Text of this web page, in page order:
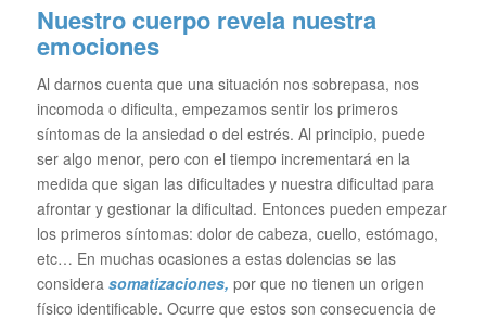
Nuestro cuerpo revela nuestra
emociones
Al darnos cuenta que una situación nos sobrepasa, nos
incomoda o dificulta, empezamos sentir los primeros
síntomas de la ansiedad o del estrés. Al principio, puede
ser algo menor, pero con el tiempo incrementará en la
medida que sigan las dificultades y nuestra dificultad para
afrontar y gestionar la dificultad. Entonces pueden empezar
los primeros síntomas: dolor de cabeza, cuello, estómago,
etc… En muchas ocasiones a estas dolencias se las
considera somatizaciones, por que no tienen un origen
físico identificable. Ocurre que estos son consecuencia de